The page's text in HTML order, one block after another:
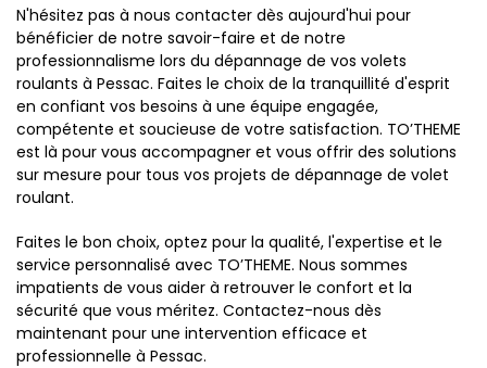
N'hésitez pas à nous contacter dès aujourd'hui pour
bénéficier de notre savoir-faire et de notre
professionnalisme lors du dépannage de vos volets
roulants à Pessac. Faites le choix de la tranquillité d'esprit
en confiant vos besoins à une équipe engagée,
compétente et soucieuse de votre satisfaction. TO’THEME
est là pour vous accompagner et vous offrir des solutions
sur mesure pour tous vos projets de dépannage de volet
roulant.
Faites le bon choix, optez pour la qualité, l'expertise et le
service personnalisé avec TO’THEME. Nous sommes
impatients de vous aider à retrouver le confort et la
sécurité que vous méritez. Contactez-nous dès
maintenant pour une intervention efficace et
professionnelle à Pessac.